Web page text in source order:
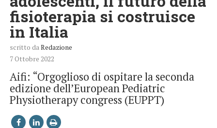
fisioterapia si costruisce
in Italia
scritto da Redazione
7 Ottobre 2022
Aifi: “Orgoglioso di ospitare la seconda
edizione dell’European Pediatric
Physiotherapy congress (EUPPT)